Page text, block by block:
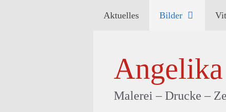
Aktuelles Bilder
Malerei – Drucke –